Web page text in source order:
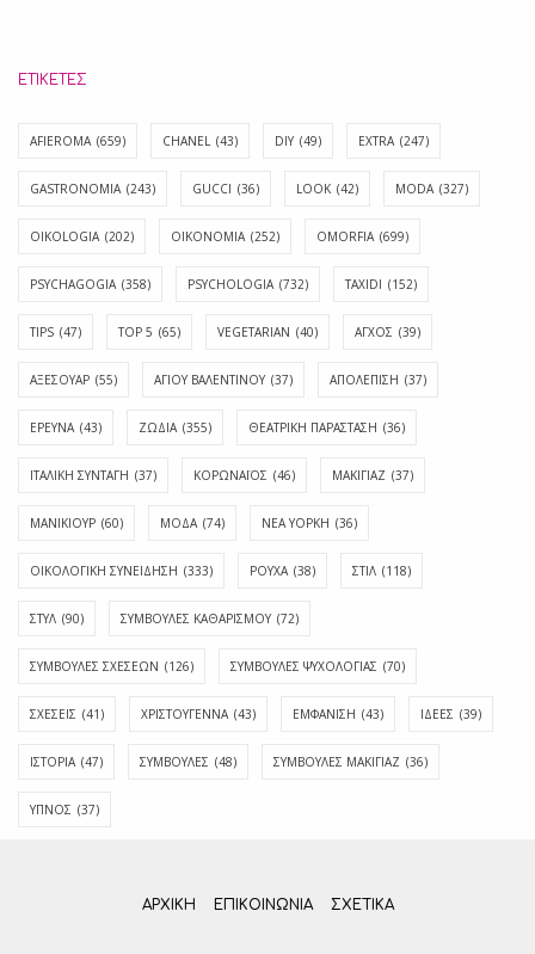
ΕΤΙΚΈΤΕΣ
AFIEROMA (659) CHANEL (43) DIY (49) EXTRA (247)
GASTRONOMIA (243) GUCCI (36) LOOK (42) MODA (327)
OIKOLOGIA (202) OIKONOMIA (252) OMORFIA (699)
PSYCHAGOGIA (358) PSYCHOLOGIA (732) TAXIDI (152)
TIPS (47) TOP 5 (65) VEGETARIAN (40) ΑΓΧΟΣ (39)
ΑΞΕΣΟΥΑΡ (55) ΑΓΊΟΥ ΒΑΛΕΝΤΊΝΟΥ (37) ΑΠΟΛΈΠΙΣΗ (37)
ΕΡΕΥΝΑ (43) ΖΩΔΙΑ (355) ΘΕΑΤΡΙΚΗ ΠΑΡΑΣΤΑΣΗ (36)
ΙΤΑΛΙΚΗ ΣΥΝΤΑΓΗ (37) ΚΟΡΩΝΑΪΟΣ (46) ΜΑΚΙΓΙΑΖ (37)
ΜΑΝΙΚΙΟΥΡ (60) ΜΟΔΑ (74) ΝΕΑ ΥΟΡΚΗ (36)
ΟΙΚΟΛΟΓΙΚΗ ΣΥΝΕΙΔΗΣΗ (333) ΡΟΥΧΑ (38) ΣΤΙΛ (118)
ΣΤΥΛ (90) ΣΥΜΒΟΥΛΕΣ ΚΑΘΑΡΙΣΜΟΥ (72)
ΣΥΜΒΟΥΛΕΣ ΣΧΕΣΕΩΝ (126) ΣΥΜΒΟΥΛΕΣ ΨΥΧΟΛΟΓΙΑΣ (70)
ΣΧΕΣΕΙΣ (41) ΧΡΙΣΤΟΥΓΕΝΝΑ (43) ΕΜΦΆΝΙΣΗ (43) ΙΔΈΕΣ (39)
ΙΣΤΟΡΊΑ (47) ΣΥΜΒΟΥΛΈΣ (48) ΣΥΜΒΟΥΛΈΣ ΜΑΚΙΓΙΆΖ (36)
ΎΠΝΟΣ (37)
ΑΡΧΙΚΗ ΕΠΙΚΟΙΝΩΝΊΑ ΣΧΕΤΙΚΆ